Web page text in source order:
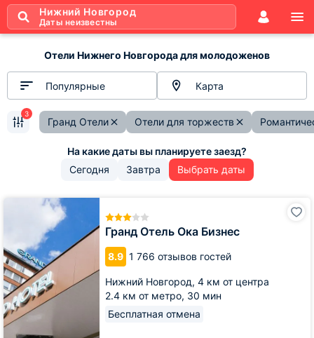
Нижний Новгород
Даты неизвестны
Отели Нижнего Новгорода для молодоженов
Популярные Карта
Гранд Отели Отели для торжеств
3
Сегодня Завтра Выбрать даты
Гранд Отель Ока Бизнес
8.9 1 766 отзывов гостей
Нижний Новгород, 4 км от центра
2.4 км от метро, 30 мин
Бесплатная отмена